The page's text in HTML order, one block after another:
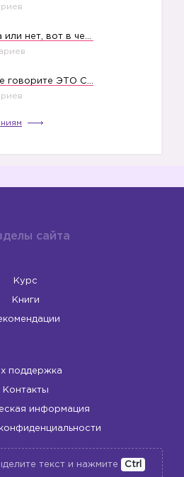
сайта
Курс
Книги
поддержка
Контакты
информация
текст и нажмите
Ctrl